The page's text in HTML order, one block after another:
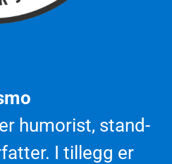
humorist, stand-
I tillegg er